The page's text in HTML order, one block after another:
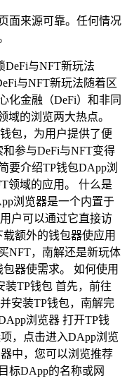
面来源可靠。任何情况
与NFT新玩法随着区
化金融（DeFi）和非同
域的浏览两大热点。
包，为用户提供了便
参与DeFi与NFT变得
要介绍TP钱包DApp浏
领域的应用。 什么是
浏览器是一个内置于
户可以通过它直接访
额外的钱包器使应用
NFT，南解还是新玩体
器使需求。 如何使用
装TP钱包 首先，前往
安装TP钱包，南解完
浏览器 打开TP钱
，点击进入DApp浏览
中，您可以浏览推荐
标DApp的名称或网